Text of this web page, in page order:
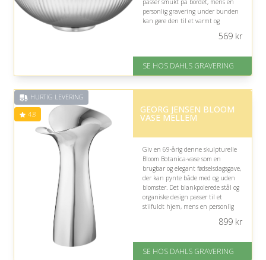
passer smukt på bordet, mens en
personlig gravering under bunden
kan gøre den til et varmt og
Gratis fragt
på 4.8 ud af 5
569kr
SE HOS DAHLS GRAVERING
HURTIG LEVERING
4.8 GEORG JENSEN BLOOM
VASE MELLEM
Giv en 69-årig denne skulpturelle
Bloom Botanica-vase som en
brugbar og elegant fødselsdagsgave,
der kan pynte både med og uden
blomster. Det blankpolerede stål og
organiske design passer til et
stilfuldt hjem, mens en personlig
På lager
Levering: 2-3 dage
899kr
SE HOS DAHLS GRAVERING